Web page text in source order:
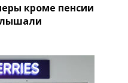
кроме пенсии